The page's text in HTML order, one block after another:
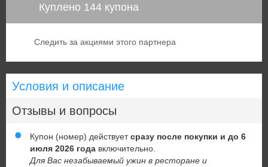
Куплено 144 купона
Следить за акциями этого партнера
Условия и описание
Отзывы и вопросы
Купон (номер) действуетсразу после покупки и до 6
июля 2026 года включительно.
Для Вас незабываемый ужин в ресторане и